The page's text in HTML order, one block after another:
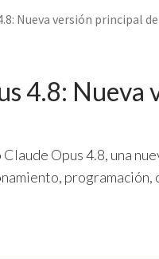
Nueva versión principal
4.8: Nueva
Opus 4.8, una